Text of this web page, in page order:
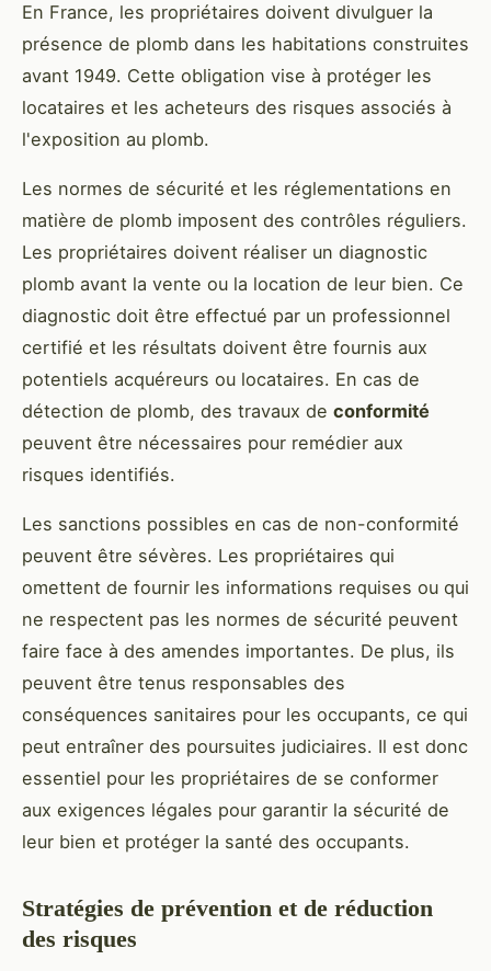
En France, les propriétaires doivent divulguer la
présence de plomb dans les habitations construites
avant 1949. Cette obligation vise à protéger les
locataires et les acheteurs des risques associés à
l'exposition au plomb.
Les normes de sécurité et les réglementations en
matière de plomb imposent des contrôles réguliers.
Les propriétaires doivent réaliser un diagnostic
plomb avant la vente ou la location de leur bien. Ce
diagnostic doit être effectué par un professionnel
certifié et les résultats doivent être fournis aux
potentiels acquéreurs ou locataires. En cas de
détection de plomb, des travaux de conformité
peuvent être nécessaires pour remédier aux
risques identifiés.
Les sanctions possibles en cas de non-conformité
peuvent être sévères. Les propriétaires qui
omettent de fournir les informations requises ou qui
ne respectent pas les normes de sécurité peuvent
faire face à des amendes importantes. De plus, ils
peuvent être tenus responsables des
conséquences sanitaires pour les occupants, ce qui
peut entraîner des poursuites judiciaires. Il est donc
essentiel pour les propriétaires de se conformer
aux exigences légales pour garantir la sécurité de
leur bien et protéger la santé des occupants.
Stratégies de prévention et de réduction
des risques